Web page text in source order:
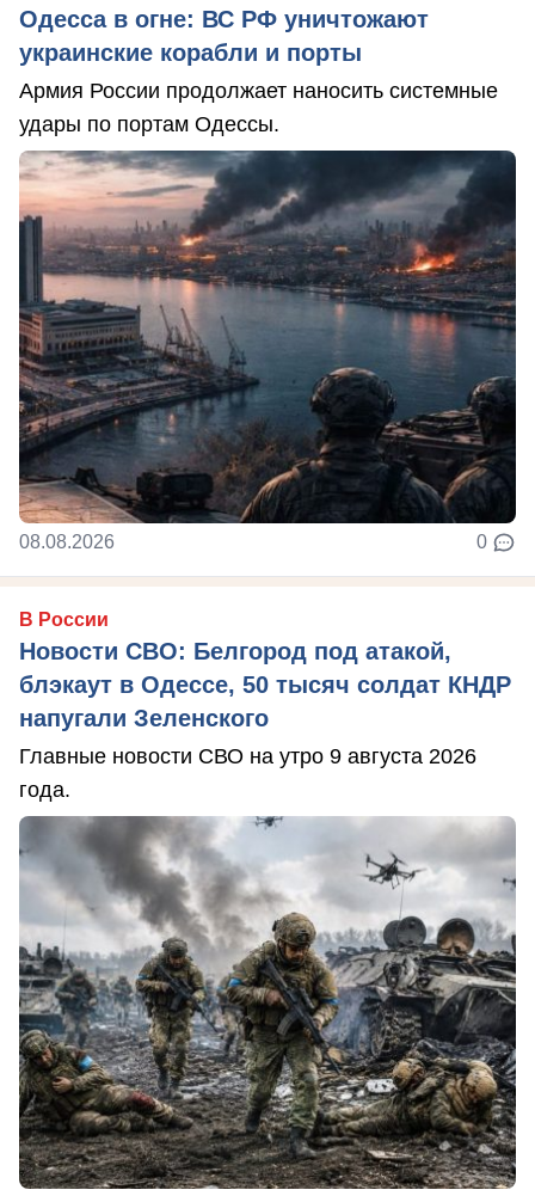
Одесса в огне: ВС РФ уничтожают
украинские корабли и порты
Армия России продолжает наносить системные
удары по портам Одессы.
08.08.2026 0
В России
Новости СВО: Белгород под атакой,
блэкаут в Одессе, 50 тысяч солдат КНДР
напугали Зеленского
Главные новости СВО на утро 9 августа 2026
года.